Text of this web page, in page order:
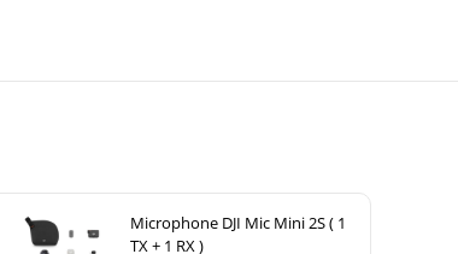
Microphone DJI Mic Mini 2S ( 1
TX + 1 RX )